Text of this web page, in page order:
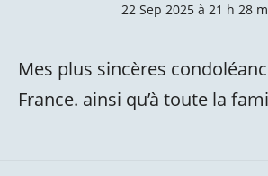
22 Sep 2025 à 21 h 28
Mes plus sincères
France. ainsi qu’à toute la